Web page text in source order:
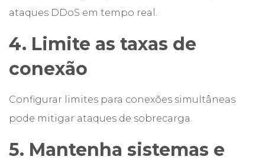
ataques DDoS em tempo real.
4. Limite as taxas de
conexão
Configurar limites para conexões simultâneas
pode mitigar ataques de sobrecarga.
5. Mantenha sistemas e